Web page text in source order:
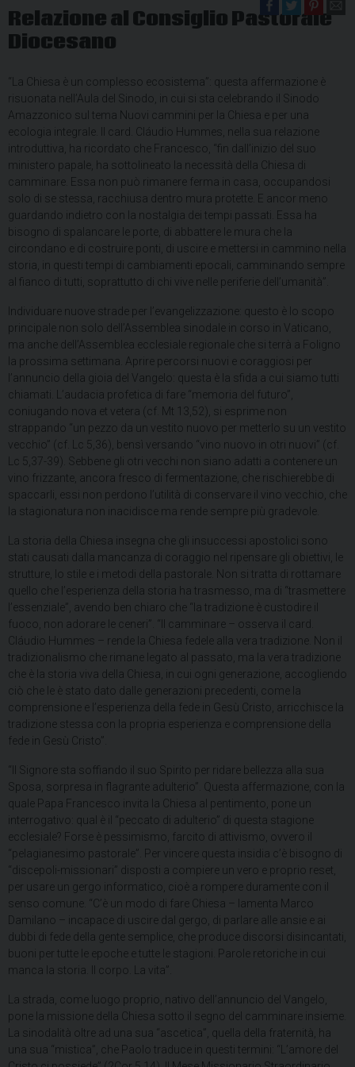
Relazione al Consiglio Pastorale
Diocesano
“La Chiesa è un complesso ecosistema”: questa affermazione è
risuonata nell’Aula del Sinodo, in cui si sta celebrando il Sinodo
Amazzonico sul tema Nuovi cammini per la Chiesa e per una
ecologia integrale. Il card. Cláudio Hummes, nella sua relazione
introduttiva, ha ricordato che Francesco, “fin dall’inizio del suo
ministero papale, ha sottolineato la necessità della Chiesa di
camminare. Essa non può rimanere ferma in casa, occupandosi
solo di se stessa, racchiusa dentro mura protette. E ancor meno
guardando indietro con la nostalgia dei tempi passati. Essa ha
bisogno di spalancare le porte, di abbattere le mura che la
circondano e di costruire ponti, di uscire e mettersi in cammino nella
storia, in questi tempi di cambiamenti epocali, camminando sempre
al fianco di tutti, soprattutto di chi vive nelle periferie dell’umanità”.
Individuare nuove strade per l’evangelizzazione: questo è lo scopo
principale non solo dell’Assemblea sinodale in corso in Vaticano,
ma anche dell’Assemblea ecclesiale regionale che si terrà a Foligno
la prossima settimana. Aprire percorsi nuovi e coraggiosi per
l’annuncio della gioia del Vangelo: questa è la sfida a cui siamo tutti
chiamati. L’audacia profetica di fare “memoria del futuro”,
coniugando nova et vetera (cf. Mt 13,52), si esprime non
strappando “un pezzo da un vestito nuovo per metterlo su un vestito
vecchio” (cf. Lc 5,36), bensì versando “vino nuovo in otri nuovi” (cf.
Lc 5,37-39). Sebbene gli otri vecchi non siano adatti a contenere un
vino frizzante, ancora fresco di fermentazione, che rischierebbe di
spaccarli, essi non perdono l’utilità di conservare il vino vecchio, che
la stagionatura non inacidisce ma rende sempre più gradevole.
La storia della Chiesa insegna che gli insuccessi apostolici sono
stati causati dalla mancanza di coraggio nel ripensare gli obiettivi, le
strutture, lo stile e i metodi della pastorale. Non si tratta di rottamare
quello che l’esperienza della storia ha trasmesso, ma di “trasmettere
l’essenziale”, avendo ben chiaro che “la tradizione è custodire il
fuoco, non adorare le ceneri”. “Il camminare – osserva il card.
Cláudio Hummes – rende la Chiesa fedele alla vera tradizione. Non il
tradizionalismo che rimane legato al passato, ma la vera tradizione
che è la storia viva della Chiesa, in cui ogni generazione, accogliendo
ciò che le è stato dato dalle generazioni precedenti, come la
comprensione e l’esperienza della fede in Gesù Cristo, arricchisce la
tradizione stessa con la propria esperienza e comprensione della
fede in Gesù Cristo”.
“Il Signore sta soffiando il suo Spirito per ridare bellezza alla sua
Sposa, sorpresa in flagrante adulterio”. Questa affermazione, con la
quale Papa Francesco invita la Chiesa al pentimento, pone un
interrogativo: qual è il “peccato di adulterio” di questa stagione
ecclesiale? Forse è pessimismo, farcito di attivismo, ovvero il
“pelagianesimo pastorale”. Per vincere questa insidia c’è bisogno di
“discepoli-missionari” disposti a compiere un vero e proprio reset,
per usare un gergo informatico, cioè a rompere duramente con il
senso comune. “C’è un modo di fare Chiesa – lamenta Marco
Damilano – incapace di uscire dal gergo, di parlare alle ansie e ai
dubbi di fede della gente semplice, che produce discorsi disincantati,
buoni per tutte le epoche e tutte le stagioni. Parole retoriche in cui
manca la storia. Il corpo. La vita”.
La strada, come luogo proprio, nativo dell’annuncio del Vangelo,
pone la missione della Chiesa sotto il segno del camminare insieme.
La sinodalità oltre ad una sua “ascetica”, quella della fraternità, ha
una sua “mistica”, che Paolo traduce in questi termini: “L’amore del